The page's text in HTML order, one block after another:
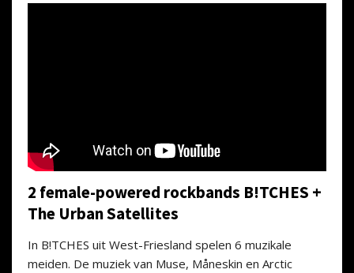
2 female-powered rockbands B!TCHES +
The Urban Satellites
In B!TCHES uit West-Friesland spelen 6 muzikale
meiden. De muziek van Muse, Måneskin en Arctic